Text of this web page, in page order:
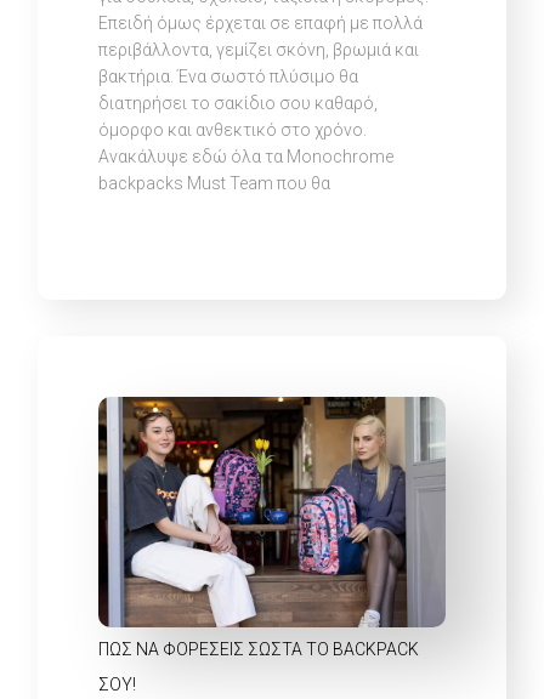
Επειδή όμως έρχεται σε επαφή με πολλά
περιβάλλοντα, γεμίζει σκόνη, βρωμιά και
βακτήρια. Ένα σωστό πλύσιμο θα
διατηρήσει το σακίδιο σου καθαρό,
όμορφο και ανθεκτικό στο χρόνο.
Ανακάλυψε εδώ όλα τα Monochrome
backpacks Must Team που θα
ΠΏΣ ΝΑ ΦΟΡΈΣΕΙΣ ΣΩΣΤΆ ΤΟ BACKPACK
ΣΟΥ!